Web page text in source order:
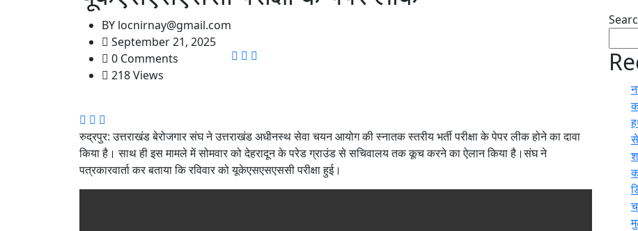
BY locnirnay@gmail.com
September 21, 2025
0 Comments
218 Views
रुद्रपुर: उत्तराखंड बेरोजगार संघ ने उत्तराखंड अधीनस्थ सेवा चयन आयोग की स्नातक स्तरीय भर्ती परीक्षा के पेपर लीक होने का दावा
किया है। साथ ही इस मामले में सोमवार को देहरादून के परेड ग्राउंड से सचिवालय तक कूच करने का ऐलान किया है।संघ ने
पत्रकारवार्ता कर बताया कि रविवार को यूकेएसएसएससी परीक्षा हुई।